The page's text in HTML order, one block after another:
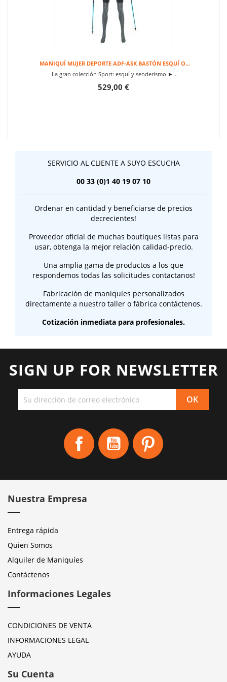
MANIQUÍ MUJER DEPORTE ADF-ASK BASTÓN ESQUÍ O...
La gran colección Sport: esquí y senderismo ►...
529,00 €
SERVICIO AL CLIENTE A SUYO ESCUCHA
00 33 (0)1 40 19 07 10
Ordenar en cantidad y beneficiarse de precios
decrecientes!
Proveedor oficial de muchas boutiques listas para
usar, obtenga la mejor relación calidad-precio.
Una amplia gama de productos a los que
respondemos todas las solicitudes contactanos!
Fabricación de maniquíes personalizados
directamente a nuestro taller o fábrica contáctenos.
Cotización inmediata para profesionales.
SIGN UP FOR NEWSLETTER
Facebook YouTube
Nuestra Empresa
Entrega rápida
Quien Somos
Alquiler de Maniquíes
Contáctenos
Informaciones Legales
CONDICIONES DE VENTA
INFORMACIONES LEGAL
AYUDA
Su Cuenta